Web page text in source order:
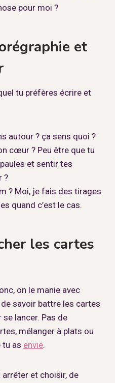
pour moi ?
et
tu préfères écrire et
autour ? ça sens quoi ?
cœur ? Peu être que tu
et sentir tes
?
? Moi, je fais des tirages
quand c’est le cas.
les cartes
on le manie avec
savoir battre les cartes
lancer. Pas de
mélanger à plats ou
tu as envie.
arrêter et choisir, de